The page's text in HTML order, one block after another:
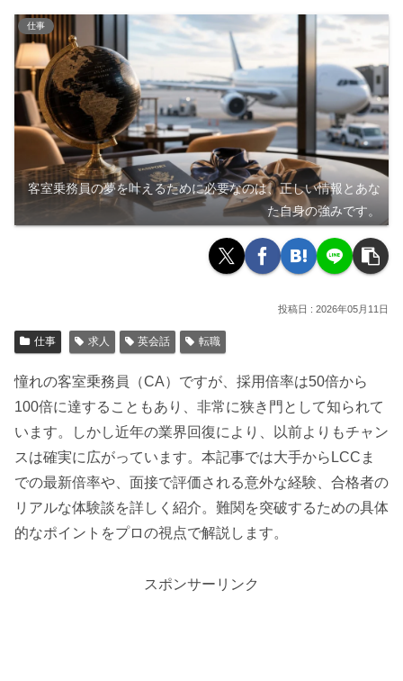
仕事
客室乗務員の夢を叶えるために必要なのは、正しい情報とあな
た自身の強みです。
2026年05月11日
仕事 求人 英会話 転職
憧れの客室乗務員（CA）ですが、採用倍率は50倍から
100倍に達することもあり、非常に狭き門として知られて
います。しかし近年の業界回復により、以前よりもチャン
スは確実に広がっています。本記事では大手からLCCま
での最新倍率や、面接で評価される意外な経験、合格者の
リアルな体験談を詳しく紹介。難関を突破するための具体
的なポイントをプロの視点で解説します。
スポンサーリンク